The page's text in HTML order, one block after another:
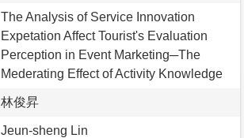
The Analysis of Service Innovation
Expetation Affect Tourist's Evaluation
Perception in Event Marketing─The
Mederating Effect of Activity Knowledge
林俊昇
Jeun-sheng Lin